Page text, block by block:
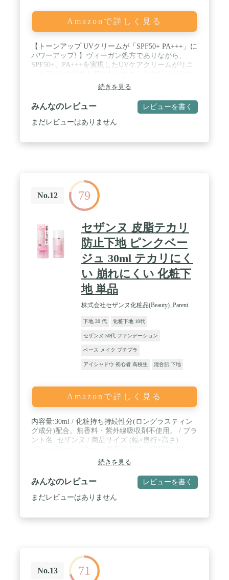
Amazonで詳しく見る
【トーンアップ UVクリームが「SPF50+ PA+++」に
パワーアップ! 】ヴィーガン処方でありながら、
SPF50+、PA+++を実現したUVケアクリームがリニ
改良しました。 さらに敏感肌やエイジングケア*1の
機能を高めています。 美容液にミネラルパウダーを
ブレンドしたようなナチュラル設計で、日中の肌に
うるおいを与え、日差しからガードします。 / 【ご
使用方法】スキンケアの最後、ベースメイクの前に
の完成です。オフするときはファミュの「クレンジ
ングオイル」または「クレンジングバーム」をおす
すめいたします。 / 【高いスキンケア効果と
「SPF50+、PA+++」を実現】ファミュはUVケアを
スキンケアの一環と考え、紫外線吸収剤やナノサイ
ズの粒子を使用せず、スキンケア効果のある植物由
来成分とミネラル由来成分を使用し、UVケアクリ
ームを開発しました。【肌をダメージから守る3つ
のスキンケア効果がパワーアップ】CICA-CARE を
叶える4種の成分*2を配合しています。さらにカモ
ミールのフラワーウォーター*3を処方のベースに採
用し、ゆらぎやすい肌をやさしくいたわります。 /
【肌色が美しく見えるトーンアップ効果がパワーア
ップ】うるおいを与えて透明感を導くスキンケア効
を引き出すメイクアップ機能がさらに進化。 白浮き
の原因となるパウダーの粉砕方法を試行錯誤し、よ
実現しました。 / 【なめらかで心地よいテクスチャ
するすると伸び、極薄膜を形成します。【香り】ユ
齢に応じたケア *2 マデカッソシド、マデカシン
酸、アシアチコシド、アシアチン酸(全て整肌成分)
*3 カミツレ水
続きを見る
みんなのレビュー レビューを書く
まだレビューはありません
No.12 79
セザンヌ 皮脂テカリ
防止下地 ピンクベー
ジュ 30ml テカリにく
い 崩れにくい 化粧下
地 単品
株式会社セザンヌ化粧品(Beauty)_Parent
下地 20 代 化粧下地 10代
セザンヌ 50代 ファンデーション
ベース メイク プチプラ
アイシャドウ 初心者 高校生 混合肌 下地
Amazonで詳しく見る
内容量:30ml / 化粧持ち持続性分(ロングラスティン
グ成分)配合。無香料・紫外線吸収剤不使用。 / ブラ
ント名: セザンヌ / 商品サイズ (幅×奥行×高さ)
続きを見る
みんなのレビュー レビューを書く
まだレビューはありません
No.13 71